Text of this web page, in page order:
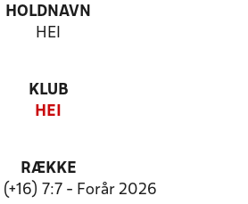
HOLDNAVN
HEI
KLUB
HEI
RÆKKE
(+16) 7:7 - Forår 2026